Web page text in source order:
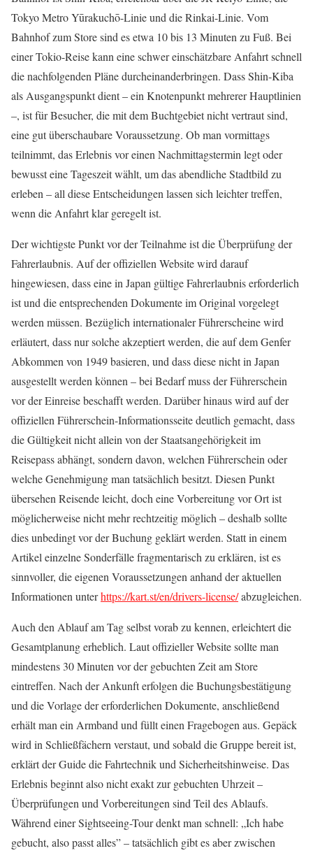
Tokyo Metro Yūrakuchō-Linie und die Rinkai-Linie. Vom
Bahnhof zum Store sind es etwa 10 bis 13 Minuten zu Fuß. Bei
einer Tokio-Reise kann eine schwer einschätzbare Anfahrt schnell
die nachfolgenden Pläne durcheinanderbringen. Dass Shin-Kiba
als Ausgangspunkt dient – ein Knotenpunkt mehrerer Hauptlinien
–, ist für Besucher, die mit dem Buchtgebiet nicht vertraut sind,
eine gut überschaubare Voraussetzung. Ob man vormittags
teilnimmt, das Erlebnis vor einen Nachmittagstermin legt oder
bewusst eine Tageszeit wählt, um das abendliche Stadtbild zu
erleben – all diese Entscheidungen lassen sich leichter treffen,
wenn die Anfahrt klar geregelt ist.
Der wichtigste Punkt vor der Teilnahme ist die Überprüfung der
Fahrerlaubnis. Auf der offiziellen Website wird darauf
hingewiesen, dass eine in Japan gültige Fahrerlaubnis erforderlich
ist und die entsprechenden Dokumente im Original vorgelegt
werden müssen. Bezüglich internationaler Führerscheine wird
erläutert, dass nur solche akzeptiert werden, die auf dem Genfer
Abkommen von 1949 basieren, und dass diese nicht in Japan
ausgestellt werden können – bei Bedarf muss der Führerschein
vor der Einreise beschafft werden. Darüber hinaus wird auf der
offiziellen Führerschein-Informationsseite deutlich gemacht, dass
die Gültigkeit nicht allein von der Staatsangehörigkeit im
Reisepass abhängt, sondern davon, welchen Führerschein oder
welche Genehmigung man tatsächlich besitzt. Diesen Punkt
übersehen Reisende leicht, doch eine Vorbereitung vor Ort ist
möglicherweise nicht mehr rechtzeitig möglich – deshalb sollte
dies unbedingt vor der Buchung geklärt werden. Statt in einem
Artikel einzelne Sonderfälle fragmentarisch zu erklären, ist es
sinnvoller, die eigenen Voraussetzungen anhand der aktuellen
Informationen unterhttps://kart.st/en/drivers-license/abzugleichen.
Auch den Ablauf am Tag selbst vorab zu kennen, erleichtert die
Gesamtplanung erheblich. Laut offizieller Website sollte man
mindestens 30 Minuten vor der gebuchten Zeit am Store
eintreffen. Nach der Ankunft erfolgen die Buchungsbestätigung
und die Vorlage der erforderlichen Dokumente, anschließend
erhält man ein Armband und füllt einen Fragebogen aus. Gepäck
wird in Schließfächern verstaut, und sobald die Gruppe bereit ist,
erklärt der Guide die Fahrtechnik und Sicherheitshinweise. Das
Erlebnis beginnt also nicht exakt zur gebuchten Uhrzeit –
Überprüfungen und Vorbereitungen sind Teil des Ablaufs.
Während einer Sightseeing-Tour denkt man schnell: „Ich habe
gebucht, also passt alles” – tatsächlich gibt es aber zwischen